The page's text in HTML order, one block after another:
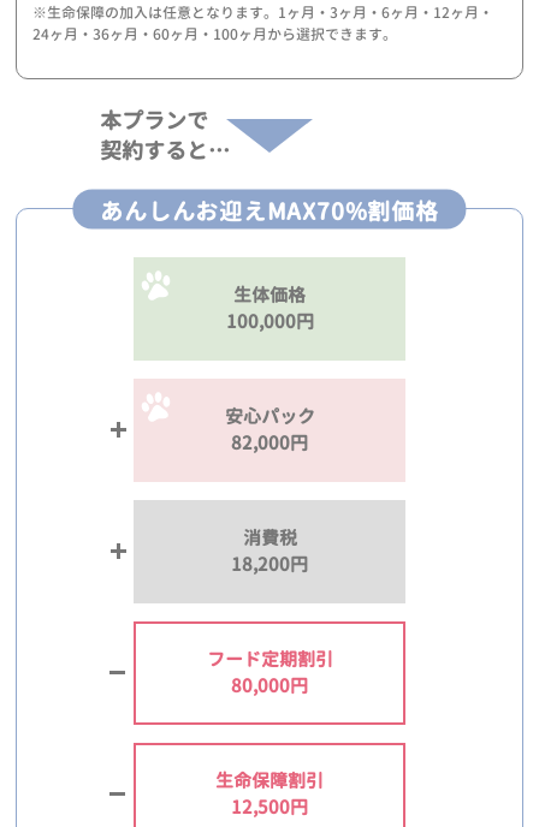
※生命保障の加入は任意となります。1ヶ月・3ヶ月・6ヶ月・12ヶ月・
24ヶ月・36ヶ月・60ヶ月・100ヶ月から選択できます。
本プランで
契約すると…
あんしんお迎えMAX70%割価格
生体価格
100,000円
安心パック
82,000円
消費税
18,200円
フード定期割引
80,000円
生命保障割引
12,500円